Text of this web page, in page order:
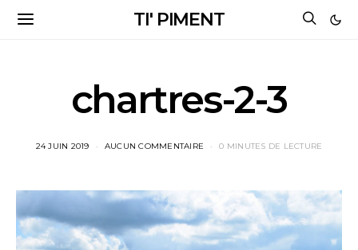
TI' PIMENT
chartres-2-3
24 JUIN 2019 AUCUN COMMENTAIRE 0 MINUTES DE LECTURE